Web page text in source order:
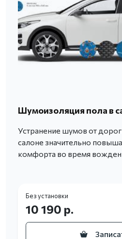
Шумоизоляция пола в
Устранение шумов от
салоне значительно
комфорта во время
Без установки
10 190 р.